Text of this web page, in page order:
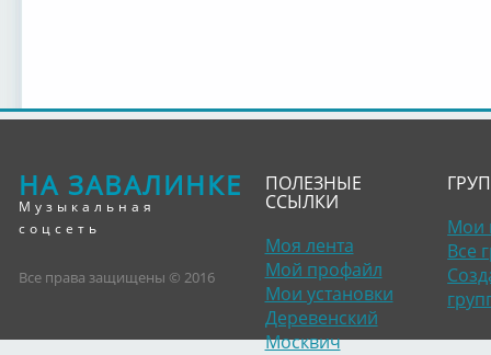
НА ЗАВАЛИНКЕ
Музыкальная
соцсеть
Все права защищены © 2016
ПОЛЕЗНЫЕ
ССЫЛКИ
Моя лента
Мой профайл
Мои установки
Деревенский
Москвич
Мои
Все